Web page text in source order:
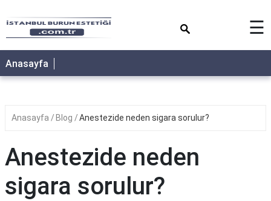
☰
Anasayfa
Anasayfa Blog Anestezide neden sigara sorulur?
Anestezide neden
sigara sorulur?